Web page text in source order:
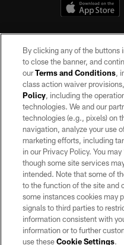
©2026 by the Las Vegas Raiders.
may be reproduced without the
AD
YOUR
By clicking any of the buttons
to close the banner, and
ourTerms and Conditions,
class action waiver
Policy, including the
technologies. We and our
technologies (e.g., pixels) on
navigation, analyze your use
marketing efforts, including
in our Privacy Policy. You
though some site services
intended. Note that some of
to the function of the site and
some instances cookies may
signals to third parties to
information consistent with
information or to further
use theseCookie Settings.